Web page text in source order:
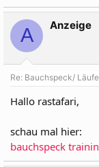
A Anzeige
Re: Bauchspeck/
Hallo rastafari,
schau mal hier:
bauchspeck